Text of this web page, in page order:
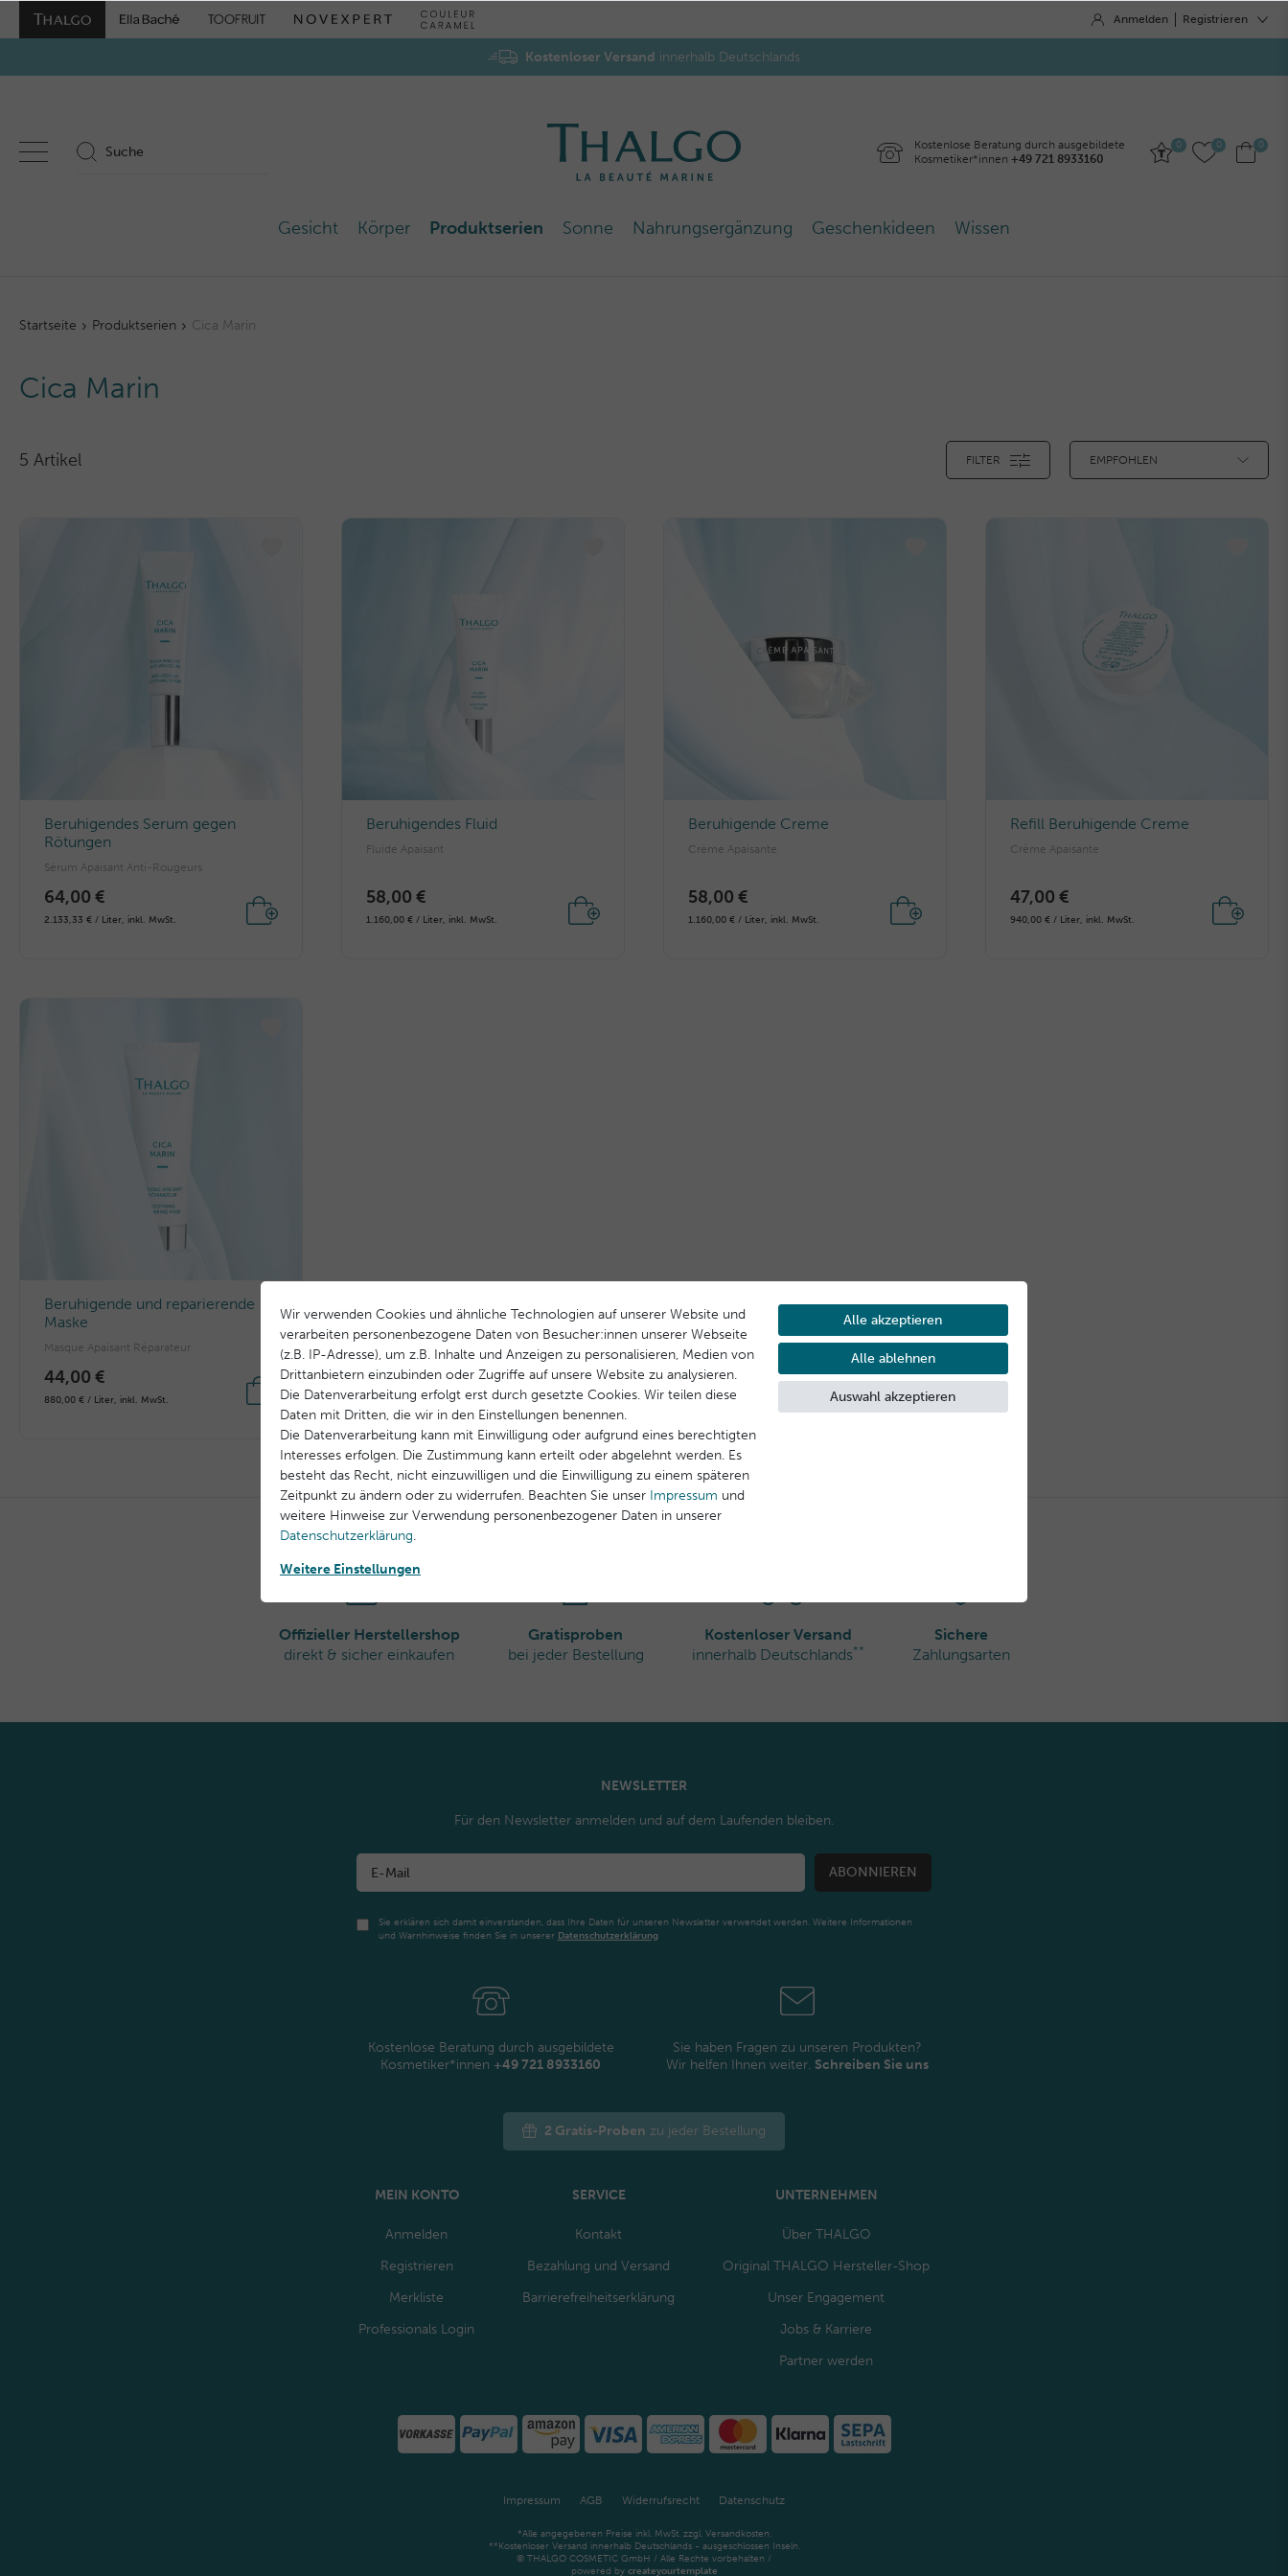
Anmelden Registrieren
Kostenloser Versand innerhalb Deutschlands
Kostenlose Beratung durch ausgebildete
Kosmetiker*innen +49 721 8933160
0 0 0
Gesicht Körper Produktserien Sonne Nahrungsergänzung Geschenkideen Wissen
Startseite Produktserien Cica Marin
Cica Marin
5 Artikel FILTER
Beruhigendes Serum gegen
Rötungen
Sérum Apaisant Anti-Rougeurs
64,00 €
2.133,33 € / Liter, inkl. MwSt.
Beruhigendes Fluid
Fluide Apaisant
58,00 €
1.160,00 € / Liter, inkl. MwSt.
Beruhigende Creme
Crème Apaisante
58,00 €
1.160,00 € / Liter, inkl. MwSt.
Refill Beruhigende Creme
Crème Apaisante
47,00 €
940,00 € / Liter, inkl. MwSt.
Beruhigende und reparierende
Maske
Masque Apaisant Réparateur
44,00 €
880,00 € / Liter, inkl. MwSt.
Offizieller Herstellershop
direkt & sicher einkaufen
Gratisproben
bei jeder Bestellung
Kostenloser Versand
innerhalb Deutschlands**
Sichere
Zahlungsarten
NEWSLETTER
Für den Newsletter anmelden und auf dem Laufenden bleiben.
ABONNIEREN
Sie erklären sich damit einverstanden, dass Ihre Daten für unseren Newsletter verwendet werden. Weitere Informationen
und Warnhinweise finden Sie in unserer Daten­schutz­erklärung
Kostenlose Beratung durch ausgebildete
Kosmetiker*innen +49 721 8933160
Sie haben Fragen zu unseren Produkten?
Wir helfen Ihnen weiter. Schreiben Sie uns
2 Gratis-Proben zu jeder Bestellung
MEIN KONTO
Anmelden
Registrieren
Merkliste
Professionals Login
SERVICE
Kontakt
Bezahlung und Versand
Barrierefreiheitserklärung
UNTERNEHMEN
Über THALGO
Original THALGO Hersteller-Shop
Unser Engagement
Jobs & Karriere
Partner werden
Impressum AGB Widerrufsrecht Datenschutz
*Alle angegebenen Preise inkl. MwSt. zzgl. Versandkosten.
**Kostenloser Versand innerhalb Deutschlands - ausgeschlossen Inseln.
© THALGO COSMETIC GmbH / Alle Rechte vorbehalten /
powered by createyourtemplate
Wir verwenden Cookies und ähnliche Technologien auf unserer Website und
verarbeiten personenbezogene Daten von Besucher:innen unserer Webseite
(z.B. IP-Adresse), um z.B. Inhalte und Anzeigen zu personalisieren, Medien von
Drittanbietern einzubinden oder Zugriffe auf unsere Website zu analysieren.
Die Datenverarbeitung erfolgt erst durch gesetzte Cookies. Wir teilen diese
Daten mit Dritten, die wir in den Einstellungen benennen.
Die Datenverarbeitung kann mit Einwilligung oder aufgrund eines berechtigten
Interesses erfolgen. Die Zustimmung kann erteilt oder abgelehnt werden. Es
besteht das Recht, nicht einzuwilligen und die Einwilligung zu einem späteren
Zeitpunkt zu ändern oder zu widerrufen. Beachten Sie unser Impressum und
weitere Hinweise zur Verwendung personenbezogener Daten in unserer
Daten­schutz­erklärung.
Weitere Einstellungen
Alle akzeptieren
Alle ablehnen
Auswahl akzeptieren